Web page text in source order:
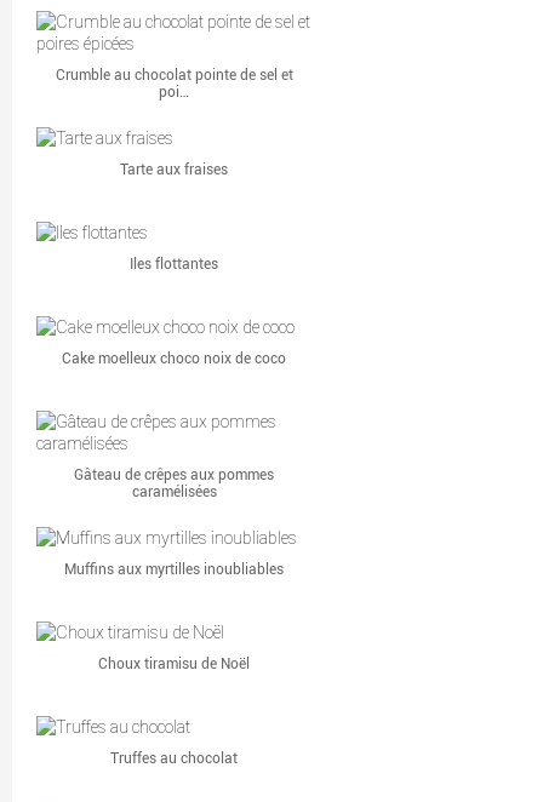
Crumble au chocolat pointe de sel et
poi…
Tarte aux fraises
Iles flottantes
Cake moelleux choco noix de coco
Gâteau de crêpes aux pommes
caramélisées
Muffins aux myrtilles inoubliables
Choux tiramisu de Noël
Truffes au chocolat